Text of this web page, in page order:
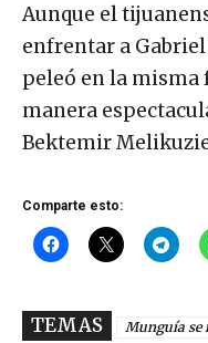
Aunque el
enfrentar a
peleó en la misma
manera
Bektemir
Comparte esto:
TEMAS Munguía se